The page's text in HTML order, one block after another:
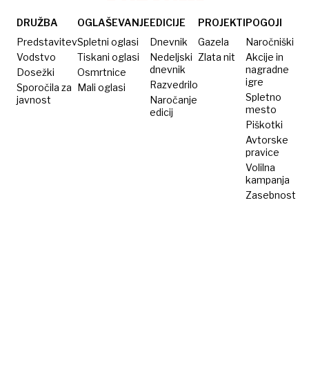
pripravek
vam
bo
olajšal
neprijetno
opravilo
do
kibernetskih
napadov
hijacinte
in
»zapojejo«
tulipani
DRUŽBA
Predstavitev
Vodstvo
Dosežki
Sporočila za
javnost
OGLAŠEVANJE
Spletni oglasi
Tiskani oglasi
Osmrtnice
Mali oglasi
EDICIJE
Dnevnik
Nedeljski
dnevnik
Razvedrilo
Naročanje
edicij
PROJEKTI
Gazela
Zlata nit
POGOJI
Naročniški
Akcije in
nagradne
igre
Spletno
mesto
Piškotki
Avtorske
pravice
Volilna
kampanja
Zasebnost